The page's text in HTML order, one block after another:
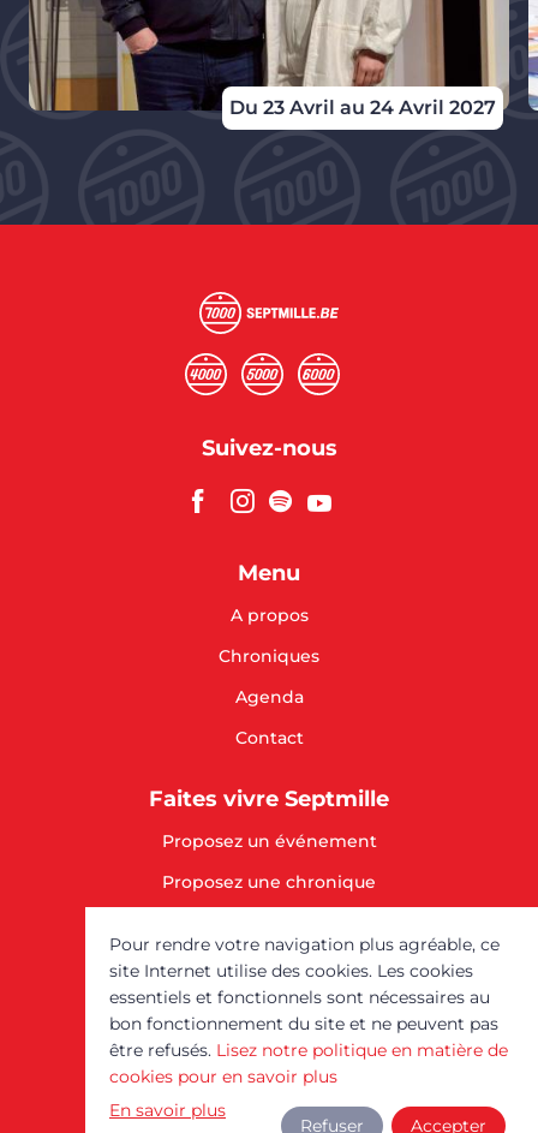
Du 23 Avril au 24 Avril 2027
Suivez-nous
Menu
A propos
Chroniques
Agenda
Contact
Faites vivre Septmille
Proposez un événement
Proposez une chronique
SOUTENEZ-NOUS
Mentions légales
Septmille est un service
du
Ressources Créatives de
Pour rendre votre navigation plus agréable, ce
site Internet utilise des cookies. Les cookies
essentiels et fonctionnels sont nécessaires au
bon fonctionnement du site et ne peuvent pas
être refusés. Lisez notre politique en matière de
cookies pour en savoir plus
En savoir plus
Refuser Accepter